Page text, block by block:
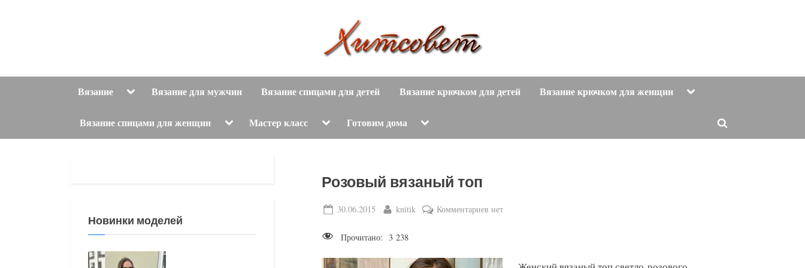
и
т
о
в
е
т
вязание
с
описанием
и
Вязание ToggleВязание для мужчин Вязание спицами для детей Вязание крючком для детей Вязание крючком для женщин Toggle
Вязание спицами для женщин Toggle
menu
Мастер класс Toggle
menu
Готовим дома Toggle
menu
Toggle
Розовый вязаный топ
Posted
30.06.2015 By
knitik Комментариев кнет
Прочитано: 3 238
Новинки моделей